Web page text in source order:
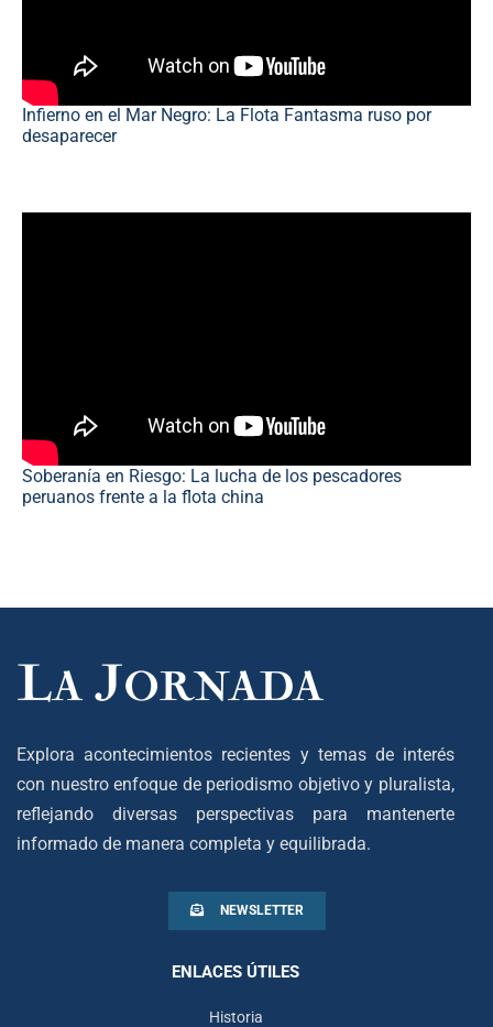
Infierno en el Mar Negro: La Flota Fantasma ruso por
desaparecer
Soberanía en Riesgo: La lucha de los pescadores
peruanos frente a la flota china
Explora acontecimientos recientes y temas de interés
con nuestro enfoque de periodismo objetivo y pluralista,
reflejando diversas perspectivas para mantenerte
informado de manera completa y equilibrada.
NEWSLETTER
ENLACES ÚTILES
Historia